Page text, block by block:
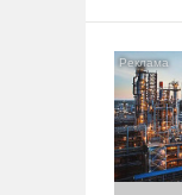
перед